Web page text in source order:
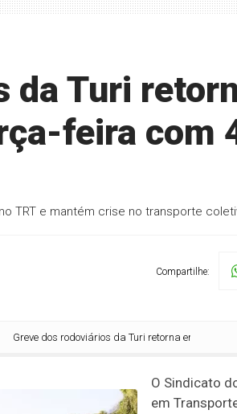
da Turi
feira com
TRT e mantém crise no transporte
Compartilhe:
rodoviários da Turi retorna em Sete Lagoas
O Sindicato
em